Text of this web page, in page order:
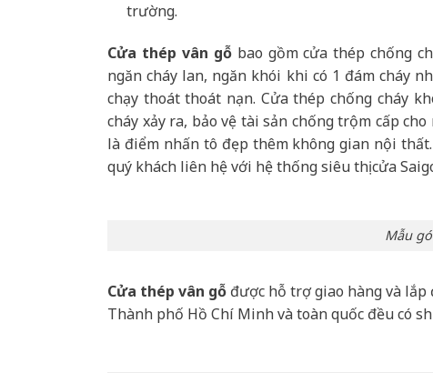
trường.
Cửa thép vân gỗbao gồm cửa thép chống
ngăn cháy lan, ngăn khói khi có 1 đám cháy
chạy thoát thoát nạn. Cửa thép chống cháy
cháy xảy ra, bảo vệ tài sản chống trộm cấp
là điểm nhấn tô đẹp thêm không gian nội
quý khách liên hệ với hệ thống siêu thị cửa
Mẫu
Cửa thép vân gỗ được hỗ trợ giao hàng và lắp
Thành phố Hồ Chí Minh và toàn quốc đều có